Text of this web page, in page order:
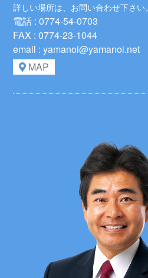
詳しい場所は、お問い合わせ下さい。
電話 : 0774-54-0703
FAX : 0774-23-1044
email : yamanoi@yamanoi.net
MAP